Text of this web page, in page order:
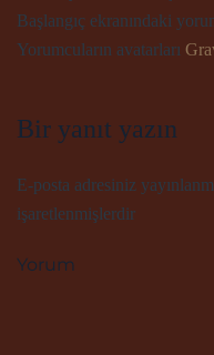
Başlangıç ekranındaki
Yorumcuların avatarları
Bir yanıt yazın
E-posta adresiniz
işaretlenmişlerdir
Yorum